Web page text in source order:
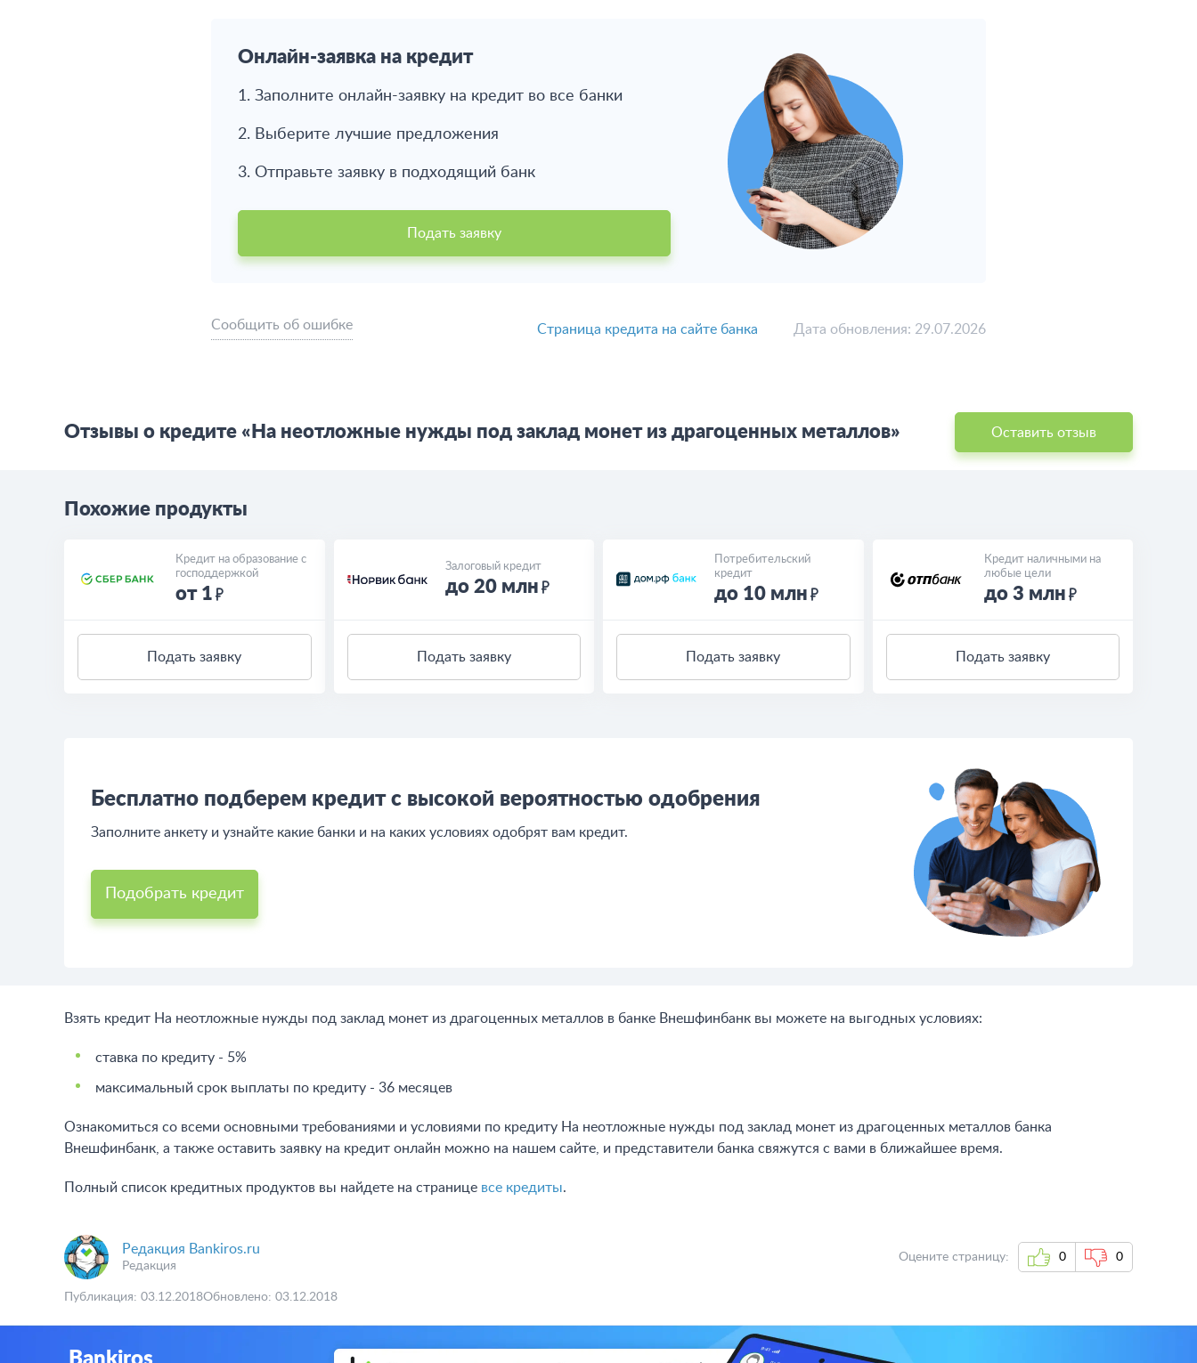
Онлайн-заявка на кредит
1. Заполните онлайн-заявку на кредит во все банки
2. Выберите лучшие предложения
3. Отправьте заявку в подходящий банк
Подать заявку
Сообщить об ошибке Страница кредита на сайте банка Дата обновления: 29.07.2026
Отзывы о кредите «На неотложные нужды под заклад монет из драгоценных металлов» Оставить отзыв
Похожие продукты
Кредит на образование с
господдержкой
от 1
Подать заявку
Залоговый кредит
до 20 млн
Подать заявку
Потребительский
кредит
до 10 млн
Подать заявку
Кредит наличными на
любые цели
до 3 млн
Подать заявку
Бесплатно подберем кредит с высокой вероятностью одобрения
Заполните анкету и узнайте какие банки и на каких условиях одобрят вам кредит.
Подобрать кредит
Взять кредит На неотложные нужды под заклад монет из драгоценных металлов в банке Внешфинбанк вы можете на выгодных условиях:
ставка по кредиту - 5%
максимальный срок выплаты по кредиту - 36 месяцев
Ознакомиться со всеми основными требованиями и условиями по кредиту На неотложные нужды под заклад монет из драгоценных металлов банка
Внешфинбанк, а также оставить заявку на кредит онлайн можно на нашем сайте, и представители банка свяжутся с вами в ближайшее время.
Полный список кредитных продуктов вы найдете на странице все кредиты.
Редакция Bankiros.ru
Редакция
Оцените страницу: 0 0
Публикация: 03.12.2018Обновлено: 03.12.2018